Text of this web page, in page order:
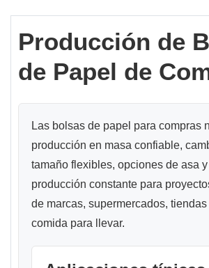
Producción de
de Papel de
Las bolsas de papel para compras
producción en masa confiable,
tamaño flexibles, opciones de asa
producción constante para
de marcas, supermercados,
comida para llevar.